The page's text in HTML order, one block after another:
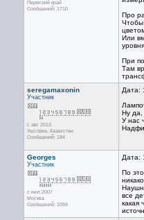
Пермский край
Сообщений: 1710
Про
Чтобы
Или
При
Там
seregamaxonin
Участник
с авг 2013
Ушсорка, Казахстан
Сообщений: 184
Дата:
Ну да,
У нас
Georges
Участник
с июл 2007
Москва
Сообщений: 1059
Дата:
По
все
какая